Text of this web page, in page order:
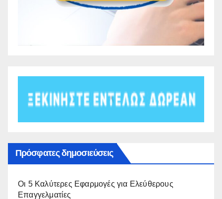
Πρόσφατες δημοσιεύσεις
Οι 5 Καλύτερες Εφαρμογές για Ελεύθερους
Επαγγελματίες